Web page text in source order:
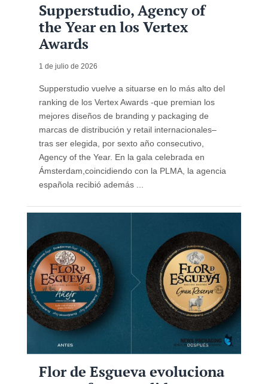
Supperstudio, Agency of
the Year en los Vertex
Awards
1 de julio de 2026
Supperstudio vuelve a situarse en lo más alto del
ranking de los Vertex Awards -que premian los
mejores diseños de branding y packaging de
marcas de distribución y retail internacionales–
tras ser elegida, por sexto año consecutivo,
Agency of the Year. En la gala celebrada en
Ámsterdam,coincidiendo con la PLMA, la agencia
española recibió además ...
Flor de Esgueva evoluciona